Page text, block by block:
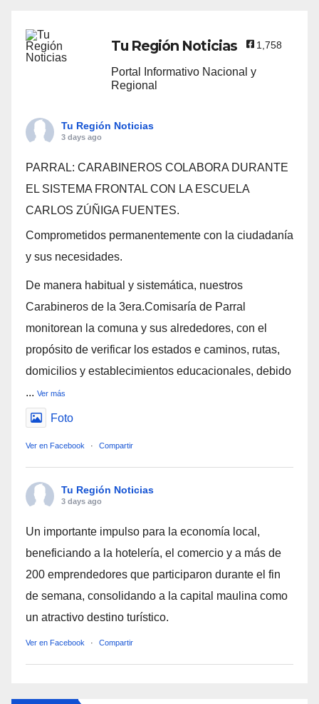
Tu Región Noticias 1,758
Portal Informativo Nacional y
Regional
Tu Región Noticias
3 days ago
PARRAL: CARABINEROS COLABORA DURANTE
EL SISTEMA FRONTAL CON LA ESCUELA
CARLOS ZÚÑIGA FUENTES.
Comprometidos permanentemente con la ciudadanía
y sus necesidades.
De manera habitual y sistemática, nuestros
Carabineros de la 3era.Comisaría de Parral
monitorean la comuna y sus alrededores, con el
propósito de verificar los estados e caminos, rutas,
domicilios y establecimientos educacionales, debido
... Ver más
Foto
Ver en Facebook · Compartir
Tu Región Noticias
3 days ago
Un importante impulso para la economía local,
beneficiando a la hotelería, el comercio y a más de
200 emprendedores que participaron durante el fin
de semana, consolidando a la capital maulina como
un atractivo destino turístico.
Ver en Facebook · Compartir